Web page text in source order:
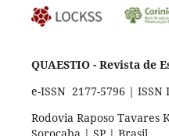
QUAESTIO - Revista de
e-ISSN 2177-5796 | ISSN
Rodovia Raposo Tavares